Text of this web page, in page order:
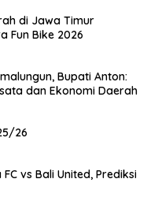
di Jawa Timur
Fun Bike 2026
Bupati Anton:
dan Ekonomi Daerah
26
vs Bali United, Prediksi